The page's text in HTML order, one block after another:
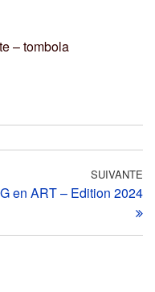
– tombola
SUIVANTE
en ART – Edition 2024